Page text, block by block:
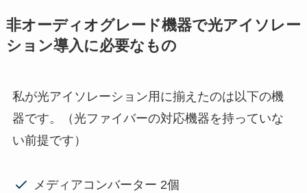
非オーディオグレード機器で光アイソレー
ション導入に必要なもの
私が光アイソレーション用に揃えたのは以下の機
器です。（光ファイバーの対応機器を持っていな
い前提です）
メディアコンバーター 2個